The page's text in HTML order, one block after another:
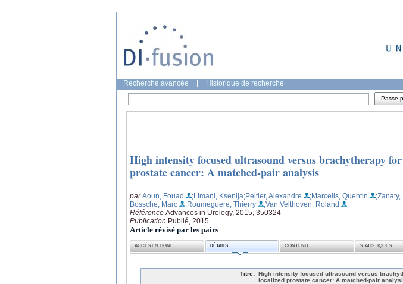
Recherche avancée Historique de recherche
Passe-
High intensity focused ultrasound versus brachytherapy
prostate cancer: A matched-pair analysis
parAoun, Fouad ;Limani, Ksenija;Peltier, Alexandre ;Marcelis, Quentin ;Zanaty,
Bossche, Marc
;Roumeguere, Thierry
;Van Velthoven, Roland
Référence Advances in Urology, 2015, 350324
Publication Publié, 2015
Article révisé par les pairs
ACCÈS EN LIGNE DÉTAILS CONTENU STATISTIQUES
Titre: High intensity focused ultrasound versus
localized prostate cancer: A matched-pair